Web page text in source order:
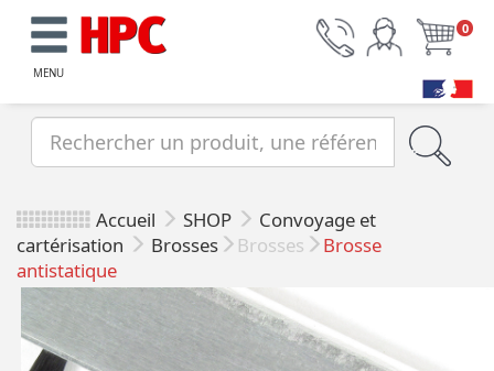
MENU
0
Accueil SHOP
Convoyage et
cartérisation
Brosses Brosses
Brosse
antistatique